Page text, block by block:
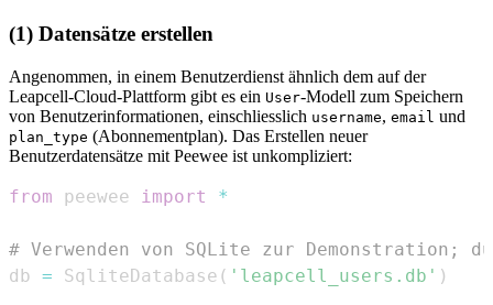
(1) Datensätze erstellen
Angenommen, in einem Benutzerdienst ähnlich dem auf der
Leapcell-Cloud-Plattform gibt es ein User-Modell zum Speichern
von Benutzerinformationen, einschliesslich username, email und
plan_type (Abonnementplan). Das Erstellen neuer
Benutzerdatensätze mit Peewee ist unkompliziert:
from peewee import *
# Verwenden von SQLite zur
db = SqliteDatabase ( 'leapcell_users.db' )